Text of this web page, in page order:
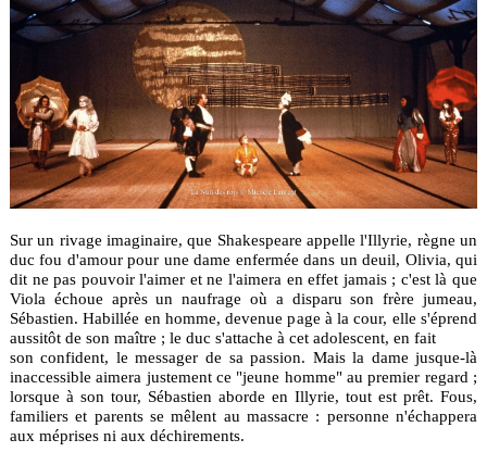
Sur un rivage imaginaire, que Shakespeare appelle l'Illyrie, règne un
duc fou d'amour pour une dame enfermée dans un deuil, Olivia, qui
dit ne pas pouvoir l'aimer et ne l'aimera en effet jamais ; c'est là que
Viola échoue après un naufrage où a disparu son frère jumeau,
Sébastien. Habillée en homme, devenue page à la cour, elle s'éprend
aussitôt de son maître ; le duc s'attache à cet adolescent, en fait
son confident, le messager de sa passion. Mais la dame jusque-là
inaccessible aimera justement ce "jeune homme" au premier regard ;
lorsque à son tour, Sébastien aborde en Illyrie, tout est prêt. Fous,
familiers et parents se mêlent au massacre : personne n'échappera
aux méprises ni aux déchirements.